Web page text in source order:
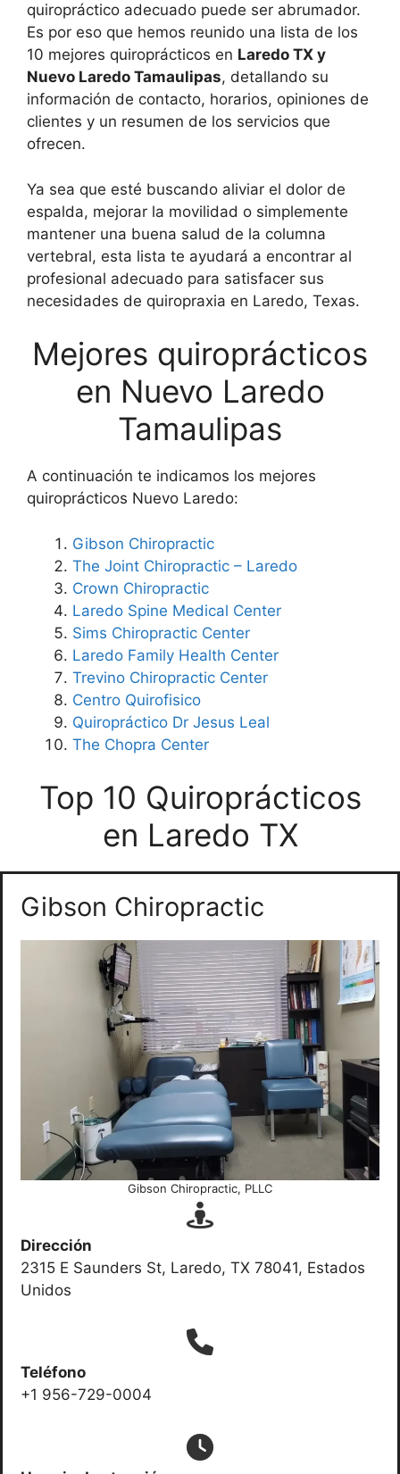
quiropráctico adecuado puede ser abrumador.
Es por eso que hemos reunido una lista de los
10 mejores quiroprácticos en Laredo TX y
Nuevo Laredo Tamaulipas, detallando su
información de contacto, horarios, opiniones de
clientes y un resumen de los servicios que
ofrecen.
Ya sea que esté buscando aliviar el dolor de
espalda, mejorar la movilidad o simplemente
mantener una buena salud de la columna
vertebral, esta lista te ayudará a encontrar al
profesional adecuado para satisfacer sus
necesidades de quiropraxia en Laredo, Texas.
Mejores quiroprácticos
en Nuevo Laredo
Tamaulipas
A continuación te indicamos los mejores
quiroprácticos Nuevo Laredo:
Gibson Chiropractic
The Joint Chiropractic – Laredo
Crown Chiropractic
Laredo Spine Medical Center
Sims Chiropractic Center
Laredo Family Health Center
Trevino Chiropractic Center
Centro Quirofisico
Quiropráctico Dr Jesus Leal
The Chopra Center
Top 10 Quiroprácticos
en Laredo TX
Gibson Chiropractic
Gibson Chiropractic, PLLC
Dirección
2315 E Saunders St, Laredo, TX 78041, Estados
Unidos
Teléfono
+1 956-729-0004